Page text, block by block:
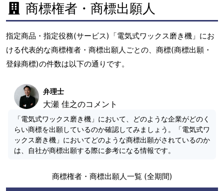
商標権者・商標出願人
指定商品・指定役務(サービス)「電気式ワックス磨き機」にお
ける代表的な商標権者・商標出願人ごとの、商標(商標出願・
登録商標)の件数は以下の通りです。
弁理士
大瀬 佳之のコメント
「電気式ワックス磨き機」において、どのような企業がどのく
らい商標を出願しているのか確認してみましょう。「電気式ワ
ックス磨き機」においてどのような商標出願がされているのか
は、自社が商標出願する際に参考になる情報です。
商標権者・商標出願人一覧 (全期間)